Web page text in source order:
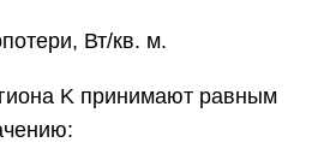
Вт/кв. м.
K принимают равным